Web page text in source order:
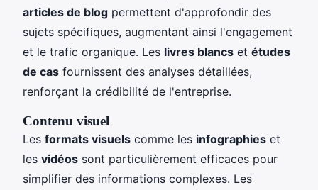
articles de blog permettent d'approfondir des
sujets spécifiques, augmentant ainsi l'engagement
et le trafic organique. Les livres blancs et études
de cas fournissent des analyses détaillées,
renforçant la crédibilité de l'entreprise.
Contenu visuel
Les formats visuels comme les infographies et
les vidéos sont particulièrement efficaces pour
simplifier des informations complexes. Les